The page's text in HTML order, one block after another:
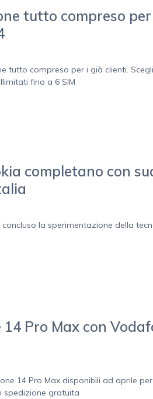
tutto compreso
tutto compreso per i già clienti.
fino a 6 SIM
completano con
la sperimentazione della
Pro Max con
14 Pro Max disponibili ad aprile
spedizione gratuita